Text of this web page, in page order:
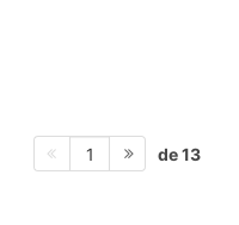
1 de 13